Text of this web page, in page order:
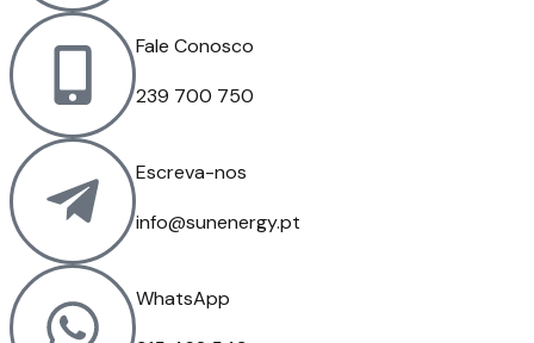
Fale Conosco
239 700 750
Escreva-nos
info@sunenergy.pt
WhatsApp